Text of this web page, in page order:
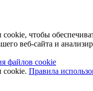
чтобы
веб-сайта и
файлов cookie
Правила